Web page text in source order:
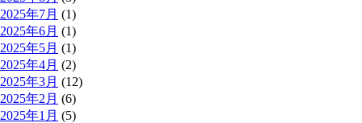
2025年7月 (1)
2025年6月 (1)
2025年5月 (1)
2025年4月 (2)
2025年3月 (12)
2025年2月 (6)
2025年1月 (5)